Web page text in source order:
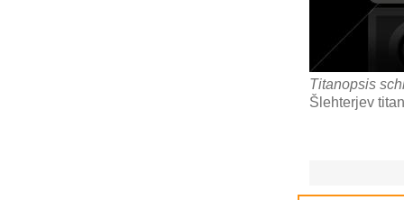
Titanopsis
Šlehterjev